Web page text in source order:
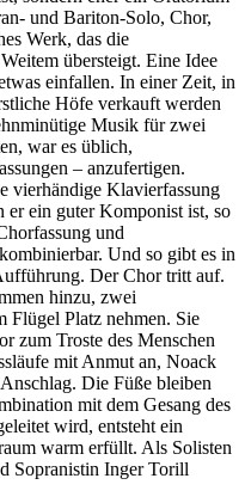
und Bariton-Solo, Chor,
Werk, das die
übersteigt. Eine Idee
einfallen. In einer Zeit, in
Höfe verkauft werden
Musik für zwei
war es üblich,
– anzufertigen.
vierhändige Klavierfassung
er ein guter Komponist ist, so
und
Und so gibt es in
Der Chor tritt auf.
hinzu, zwei
Flügel Platz nehmen. Sie
zum Troste des Menschen
mit Anmut an, Noack
Die Füße bleiben
mit dem Gesang des
wird, entsteht ein
warm erfüllt. Als Solisten
Sopranistin Inger Torill